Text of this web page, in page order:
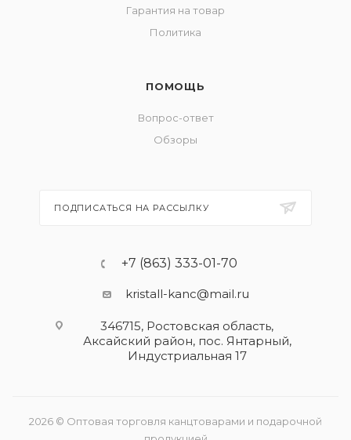
Гарантия на товар
Политика
ПОМОЩЬ
Вопрос-ответ
Обзоры
ПОДПИСАТЬСЯ НА РАССЫЛКУ
+7 (863) 333-01-70
kristall-kanc@mail.ru
346715, Ростовская область​,
Аксайский район, пос. Янтарный,
Индустриальная 17
2026 © Оптовая торговля канцтоварами и подарочной